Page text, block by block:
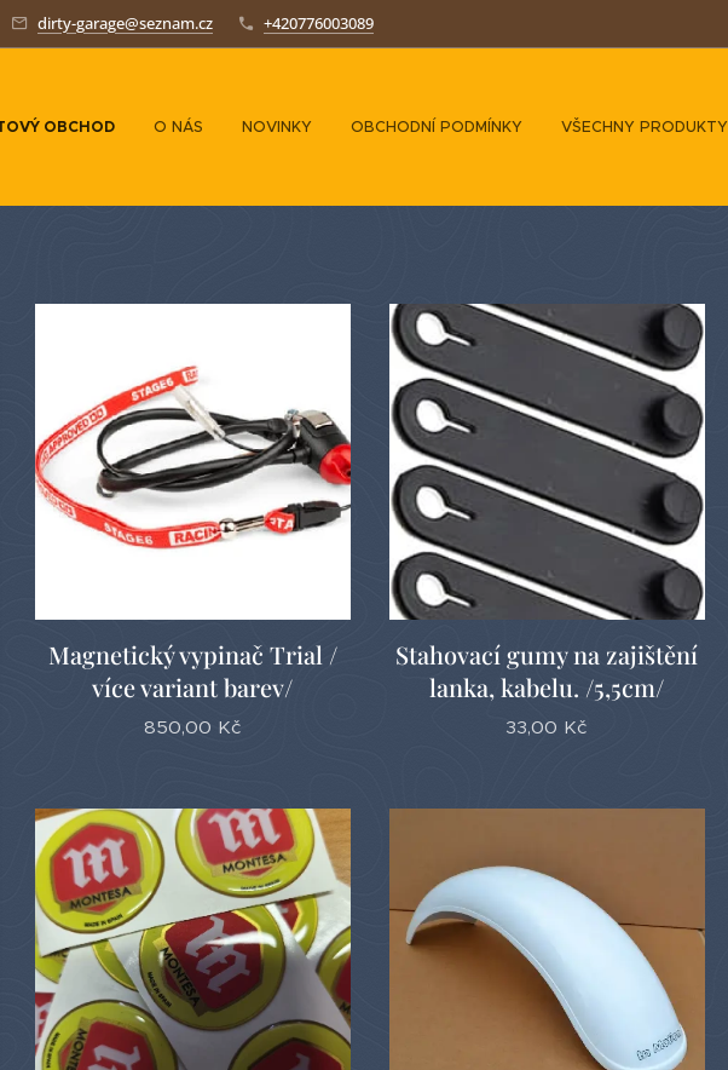
dirty-garage@seznam.cz +420776003089
OBCHOD O NÁS NOVINKY OBCHODNÍ PODMÍNKY VŠECHNY PRODUKTY
Magnetický vypinač Trial /
více variant barev/
850,00 Kč
Stahovací gumy na zajištění
lanka, kabelu. /5,5cm/
33,00 Kč